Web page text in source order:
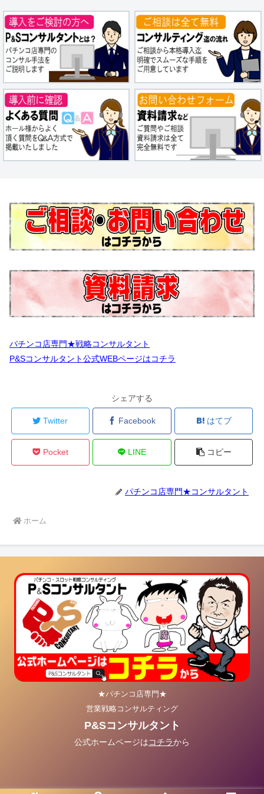
パチンコ店専門★戦略コンサルタント
P&Sコンサルタント公式WEBページはコチラ
シェアする
Twitter Facebook はてブ
Pocket LINE コピー
パチンコ店専門★コンサルタント
ホーム
★パチンコ店専門★
営業戦略コンサルティング
P&Sコンサルタント
公式ホームページはコチラから